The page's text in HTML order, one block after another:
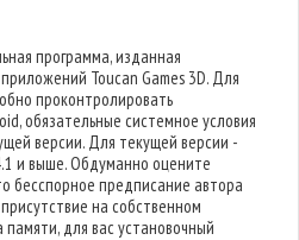
программа, изданная
Toucan Games 3D. Для
проконтролировать
обязательные системное условия
версии. Для текущей версии -
и выше. Обдуманно оцените
бесспорное предписание автора
на собственном
для вас установочный